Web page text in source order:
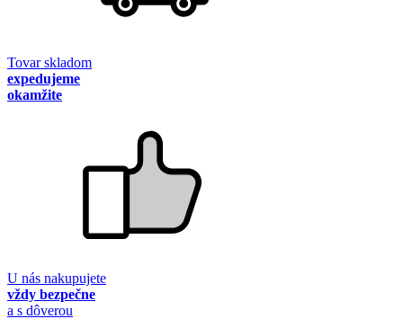
Tovar skladom
expedujeme
okamžite
U nás nakupujete
vždy bezpečne
a s dôverou